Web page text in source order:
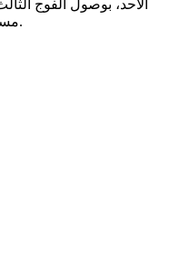
الأحد، بوصول الفوج
مساء السبت، لأداء فريضة الحج للعام 1443.